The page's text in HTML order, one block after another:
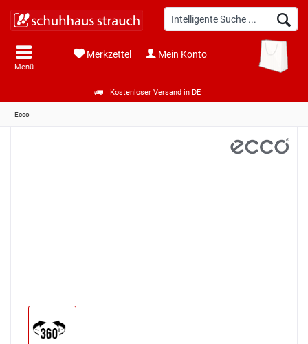
Kostenloser Versand in DE
Menü
Merkzettel Mein Konto
Ecco